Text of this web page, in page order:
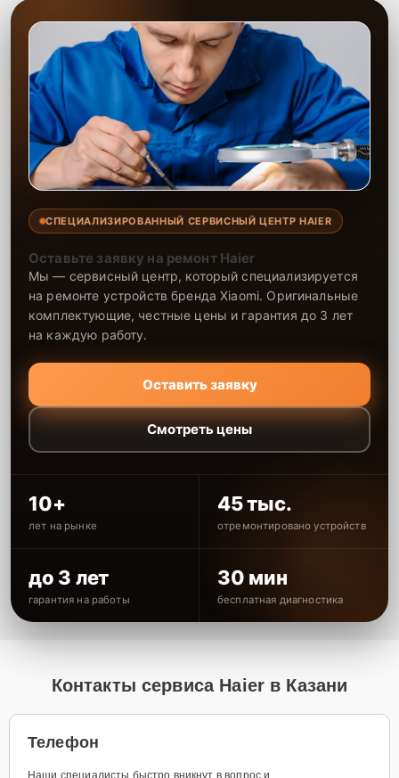
СПЕЦИАЛИЗИРОВАННЫЙ СЕРВИСНЫЙ ЦЕНТР HAIER
Оставьте заявку на ремонт Haier
Мы — сервисный центр, который специализируется
на ремонте устройств бренда Xiaomi. Оригинальные
комплектующие, честные цены и гарантия до 3 лет
на каждую работу.
Оставить заявку
Смотреть цены
10+
лет на рынке
45 тыс.
отремонтировано устройств
до 3 лет
гарантия на работы
30 мин
бесплатная диагностика
Контакты сервиса Haier в Казани
Телефон
Наши специалисты быстро вникнут в вопрос и